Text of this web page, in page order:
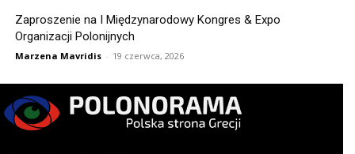
Zaproszenie na I Międzynarodowy Kongres & Expo
Organizacji Polonijnych
Marzena Mavridis - 19 czerwca, 2026